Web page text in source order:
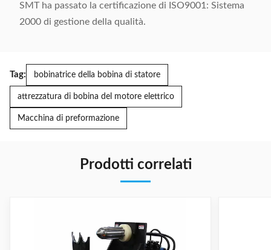
SMT ha passato la certificazione di ISO9001: Sistema
2000 di gestione della qualità.
Tag: bobinatrice della bobina di statore
attrezzatura di bobina del motore elettrico
Macchina di preformazione
Prodotti correlati